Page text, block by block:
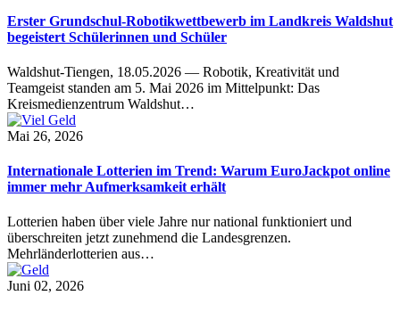
Erster Grundschul-Robotikwettbewerb im Landkreis Waldshut
begeistert Schülerinnen und Schüler
Waldshut-Tiengen, 18.05.2026 — Robotik, Kreativität und
Teamgeist standen am 5. Mai 2026 im Mittelpunkt: Das
Kreismedienzentrum Waldshut…
Mai 26, 2026
Internationale Lotterien im Trend: Warum EuroJackpot online
immer mehr Aufmerksamkeit erhält
Lotterien haben über viele Jahre nur national funktioniert und
überschreiten jetzt zunehmend die Landesgrenzen.
Mehrländerlotterien aus…
Juni 02, 2026